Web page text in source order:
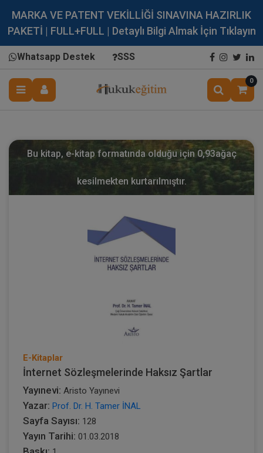
MARKA VE PATENT VEKİLLİĞİ SINAVINA HAZIRLIK
PAKETİ | FULL+FULL | Detaylı Bilgi Almak İçin Tıklayın
Whatsapp Destek SSS
0
Bu kitap, e-kitap formatında olduğu için 0,93ağaç
kesilmekten kurtarılmıştır.
E-Kitaplar
İnternet Sözleşmelerinde Haksız Şartlar
Yayınevi: Aristo Yayınevi
Yazar: Prof. Dr. H. Tamer İNAL
Sayfa Sayısı: 128
Yayın Tarihi: 01.03.2018